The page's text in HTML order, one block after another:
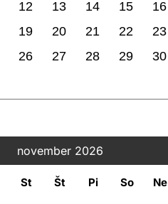
12 13 14 15
16
19 20 21 22
23
26 27 28 29
30
november 2026
St Št Pi So Ne